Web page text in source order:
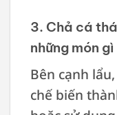
3. Chả cá
những món
Bên cạnh
chế biến